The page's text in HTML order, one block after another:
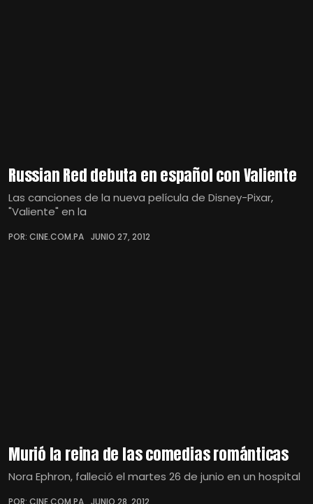
Russian Red debuta en español con Valiente
Las canciones de la nueva película de Disney-Pixar,
"Valiente" en la
POR: CINE.COM.PA JUNIO 27, 2012
Murió la reina de las comedias románticas
Nora Ephron, falleció el martes 26 de junio en un hospital
POR: CINE.COM.PA JUNIO 28, 2012